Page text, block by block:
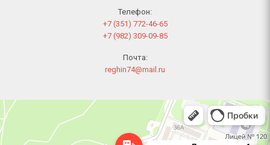
Телефон:
+7 (351) 772-46-65
+7 (982) 309-09-85
Почта:
reghin74@mail.ru
Челябинск
Переулок Лермонтова, 1 — Яндекс Карты